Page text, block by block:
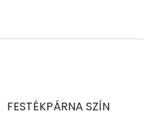
FESTÉKPÁRNA SZÍN